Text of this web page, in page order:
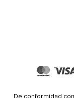
De conformidad